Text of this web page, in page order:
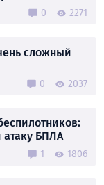
0 2271
сложный
0 2037
атаку БПЛА
1 1806